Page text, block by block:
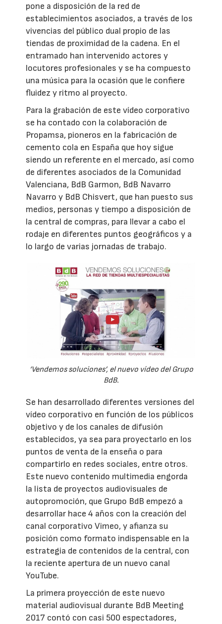
pone a disposición de la red de
establecimientos asociados, a través de los
vivencias del público dual propio de las
tiendas de proximidad de la cadena. En el
entramado han intervenido actores y
locutores profesionales y se ha compuesto
una música para la ocasión que le confiere
fluidez y ritmo al proyecto.
Para la grabación de este vídeo corporativo
se ha contado con la colaboración de
Propamsa, pioneros en la fabricación de
cemento cola en España que hoy sigue
siendo un referente en el mercado, así como
de diferentes asociados de la Comunidad
Valenciana, BdB Garmon, BdB Navarro
Navarro y BdB Chisvert, que han puesto sus
medios, personas y tiempo a disposición de
la central de compras, para llevar a cabo el
rodaje en diferentes puntos geográficos y a
lo largo de varias jornadas de trabajo.
‘Vendemos soluciones’, el nuevo vídeo del Grupo
BdB.
Se han desarrollado diferentes versiones del
vídeo corporativo en función de los públicos
objetivo y de los canales de difusión
establecidos, ya sea para proyectarlo en los
puntos de venta de la enseña o para
compartirlo en redes sociales, entre otros.
Este nuevo contenido multimedia engorda
la lista de proyectos audiovisuales de
autopromoción, que Grupo BdB empezó a
desarrollar hace 4 años con la creación del
canal corporativo Vimeo, y afianza su
posición como formato indispensable en la
estrategia de contenidos de la central, con
la reciente apertura de un nuevo canal
YouTube.
La primera proyección de este nuevo
material audiovisual durante BdB Meeting
2017 contó con casi 500 espectadores,